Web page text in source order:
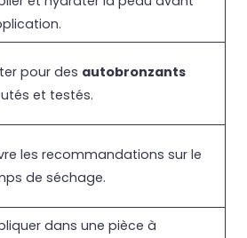
pour des autobronzants
et testés.
les recommandations sur le
de séchage.
dans une pièce à